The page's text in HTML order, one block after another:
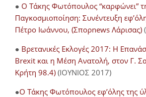
● Ο Τάκης Φωτόπουλος “καρφώνει”
Παγκοσμιοποίηση: Συνέντευξη
Πέτρο Ιωάννου, (Σπορnews Λάρισας)
● Βρετανικές Εκλογές 2017: Η
Brexit και η Μέση Ανατολή, στον Γ.
Κρήτη 98.4) (ΙΟΥΝΙΟΣ 2017)
●O Τάκης Φωτόπουλος εφ’όλης της